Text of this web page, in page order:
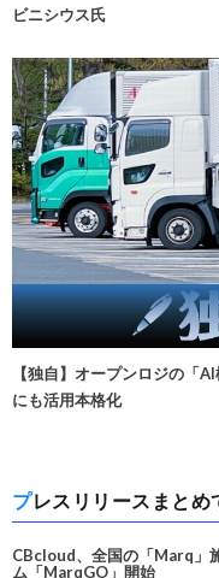
ビニシウス氏
【独自】オープンロジの「
にも活用本格化
プレスリリースまと
CBcloud、全国の「Marq」
ム「MarqGO」開始